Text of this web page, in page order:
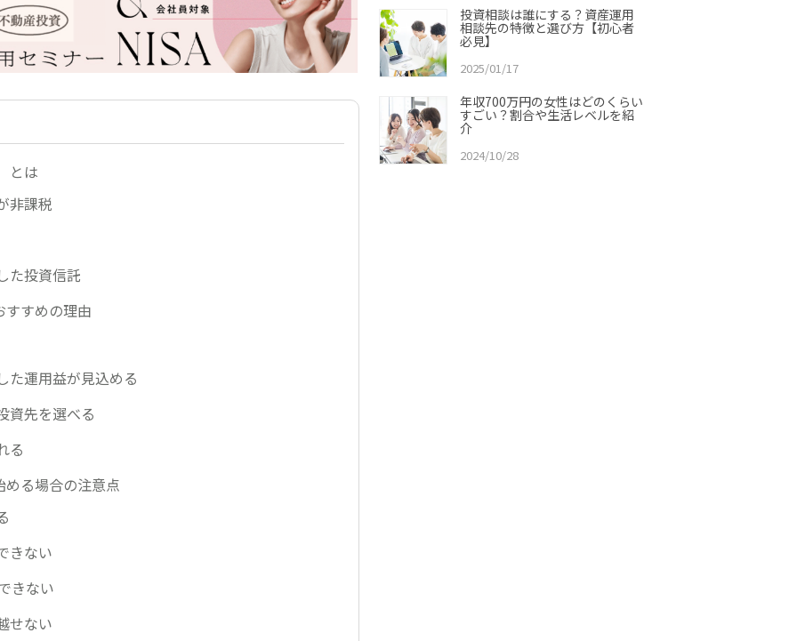
とは
非課税
た投資信託
すすめの理由
た運用益が見込める
資先を選べる
る
る場合の注意点
きない
きない
せない
投資相談は誰にする？資産運用
相談先の特徴と選び方【初心者
必見】
2025/01/17
年収700万円の女性はどのくらい
すごい？割合や生活レベルを紹
介
2024/10/28